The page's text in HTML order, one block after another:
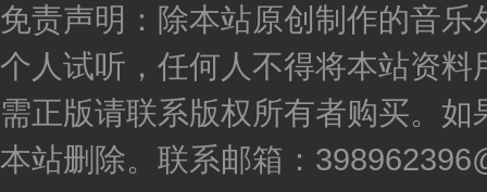
免责声明：除本站原创制作的音
个人试听，任何人不得将本站资
需正版请联系版权所有者购买。
本站删除。联系邮箱：